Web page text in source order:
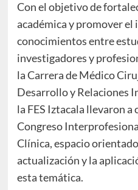
Con el objetivo de
académica y promover el
conocimientos entre
investigadores y
la Carrera de Médico
Desarrollo y Relaciones
la FES Iztacala llevaron a
Congreso
Clínica, espacio
actualización y la
esta temática.